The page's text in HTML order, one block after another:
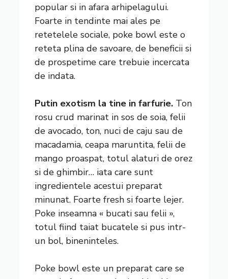
popular si in afara arhipelagului.
Foarte in tendinte mai ales pe
retetelele sociale, poke bowl este o
reteta plina de savoare, de beneficii si
de prospetime care trebuie incercata
de indata.
Putin exotism la tine in farfurie. Ton
rosu crud marinat in sos de soia, felii
de avocado, ton, nuci de caju sau de
macadamia, ceapa maruntita, felii de
mango proaspat, totul alaturi de orez
si de ghimbir… iata care sunt
ingredientele acestui preparat
minunat. Foarte fresh si foarte lejer.
Poke inseamna « bucati sau felii »,
totul fiind taiat bucatele si pus intr-
un bol, bineninteles.
Poke bowl este un preparat care se